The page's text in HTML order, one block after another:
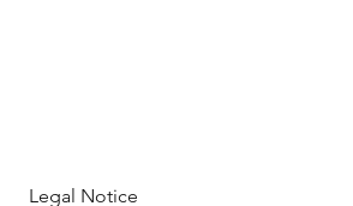
Legal Notice